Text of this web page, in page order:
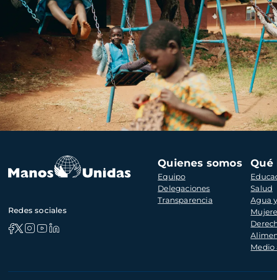
Navegación
principal
Quienes somos
Equipo
Delegaciones
Transparencia
Qué
Salud
Agua
Redes sociales